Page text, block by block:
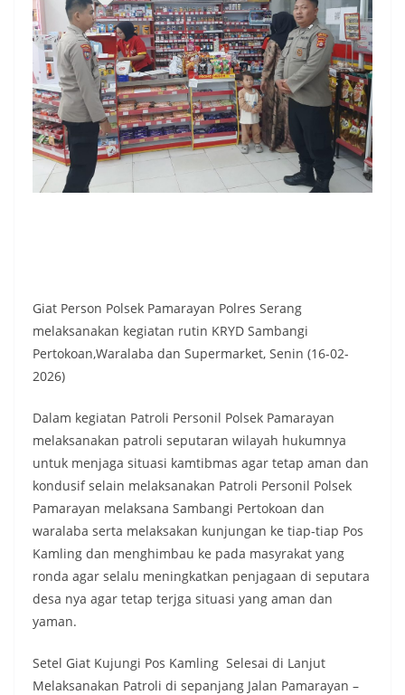
Giat Person Polsek Pamarayan Polres Serang
melaksanakan kegiatan rutin KRYD Sambangi
Pertokoan,Waralaba dan Supermarket, Senin (16-02-
2026)
Dalam kegiatan Patroli Personil Polsek Pamarayan
melaksanakan patroli seputaran wilayah hukumnya
untuk menjaga situasi kamtibmas agar tetap aman dan
kondusif selain melaksanakan Patroli Personil Polsek
Pamarayan melaksana Sambangi Pertokoan dan
waralaba serta melaksakan kunjungan ke tiap-tiap Pos
Kamling dan menghimbau ke pada masyrakat yang
ronda agar selalu meningkatkan penjagaan di seputara
desa nya agar tetap terjga situasi yang aman dan
yaman.
Setel Giat Kujungi Pos Kamling Selesai di Lanjut
Melaksanakan Patroli di sepanjang Jalan Pamarayan –